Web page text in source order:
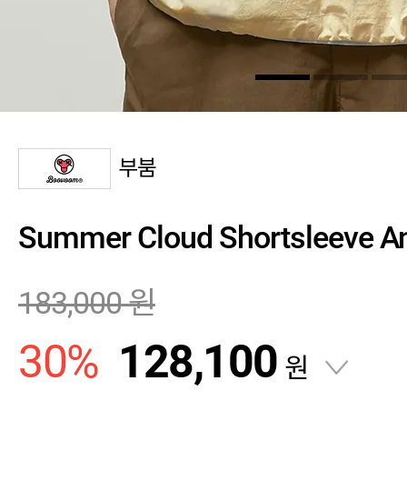
부붐
Summer Cloud Shortsleeve
183,000원
30% 128,100 원